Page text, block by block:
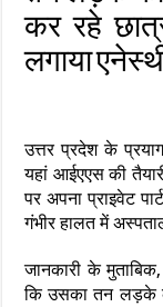
कर रहे
लगाया
उत्तर प्रदेश के
यहां आईएएस की
पर अपना प्राइवेट
गंभीर हालत में
जानकारी के
कि उसका तन लड़के